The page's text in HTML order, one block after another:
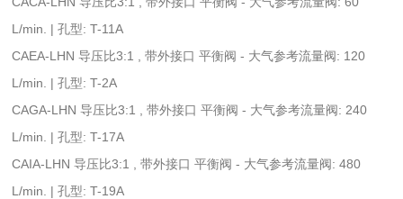
L/min. | 孔型: T-11A
CAEA-LHN 导压比3:1 , 带外接口 平衡阀 - 大气参考流量阀: 120
L/min. | 孔型: T-2A
CAGA-LHN 导压比3:1 , 带外接口 平衡阀 - 大气参考流量阀: 240
L/min. | 孔型: T-17A
CAIA-LHN 导压比3:1 , 带外接口 平衡阀 - 大气参考流量阀: 480
L/min. | 孔型: T-19A